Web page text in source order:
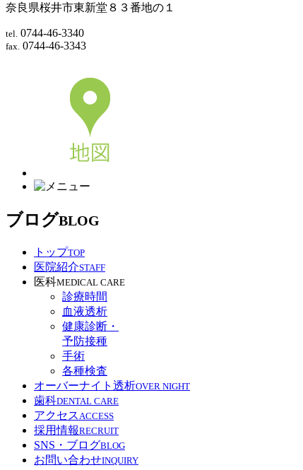
奈良県桜井市東新堂８３番地の１
tel. 0744-46-3340
fax. 0744-46-3343
ブログBLOG
トップTOP
医院紹介STAFF
医科MEDICAL CARE
診療時間
血液透析
健康診断・
予防接種
手術
各種検査
オーバーナイト透析OVER NIGHT
歯科DENTAL CARE
アクセス ACCESS
採用情報RECRUIT
SNS・ブログBLOG
お問い合わせINQUIRY